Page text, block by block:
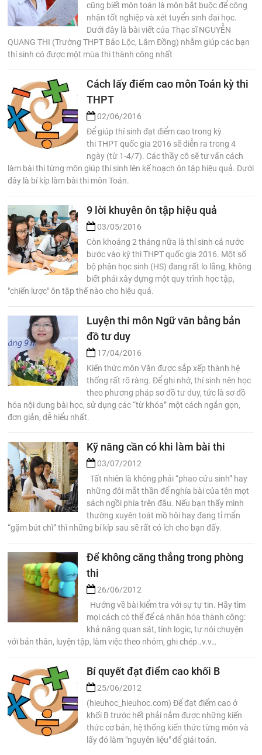
cũng biết môn toán là môn bắt buộc để công
nhận tốt nghiệp và xét tuyển sinh đại học.
Dưới đây là bài viết của Thạc sĩ NGUYỄN
QUANG THI (Trường THPT Bảo Lộc, Lâm Đồng) nhằm giúp các bạn
thí sinh có được một mùa thi thành công nhất
Cách lấy điểm cao môn Toán kỳ thi
THPT
02/06/2016
Để giúp thí sinh đạt điểm cao trong kỳ
thi THPT quốc gia 2016 sẽ diễn ra trong 4
ngày (từ 1-4/7). Các thầy cô sẽ tư vấn cách
làm bài thi từng môn giúp thí sinh lên kế hoạch ôn tập hiệu quả. Dưới
đây là bí kíp làm bài thi môn Toán.
9 lời khuyên ôn tập hiệu quả
03/05/2016
Còn khoảng 2 tháng nữa là thí sinh cả nước
bước vào kỳ thi THPT quốc gia 2016. Một số
bộ phận học sinh (HS) đang rất lo lắng, không
biết phải xây dựng một quy trình học tập,
"chiến lược" ôn tập thế nào cho hiệu quả.
Luyện thi môn Ngữ văn bằng bản
đồ tư duy
17/04/2016
Kiến thức môn Văn được sắp xếp thành hệ
thống rất rõ ràng. Để ghi nhớ, thí sinh nên học
theo phương pháp sơ đồ tư duy, tức là sơ đồ
hóa nội dung bài học, sử dụng các “từ khóa” một cách ngắn gọn,
đơn giản, dễ hiểu nhất.
Kỹ năng cần có khi làm bài thi
03/07/2012
Tất nhiên là không phải “phao cứu sinh” hay
những đôi mắt thần để nghía bài của tên mọt
sách ngồi phía trên đâu. Nếu bạn thấy mình
thường xuyên toát mồ hôi hay đang tỉ mẩn
“gặm bút chì” thì những bí kíp sau sẽ rất có ích cho bạn đấy.
Để không căng thẳng trong phòng
thi
26/06/2012
Hướng về bài kiểm tra với sự tự tin. Hãy tìm
mọi cách có thể để cá nhân hóa thành công:
khả năng quan sát, tính logic, tự nói chuyện
với bản thân, luyện tập, làm việc theo nhóm, ghi chép..v.v…
Bí quyết đạt điểm cao khối B
25/06/2012
(hieuhoc_hieuhoc.com) Để đạt điểm cao ở
khối B trước hết phải nắm được những kiến
thức cơ bản, hệ thống kiến thức từng môn và
lấy đó làm "nguyên liệu" để giải toán.